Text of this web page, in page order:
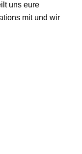
uns eure
mit und wir